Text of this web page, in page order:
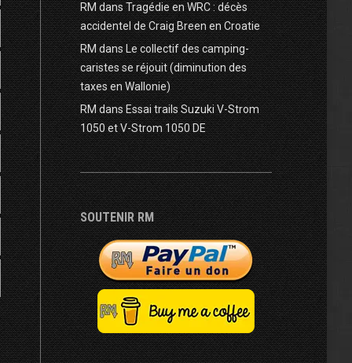
RMdansTragédie en WRC : décès
accidentel de Craig Breen en Croatie
RM dansLe collectif des camping-
caristes se réjouit (diminution des
taxes en Wallonie)
RMdansEssai trails Suzuki V-Strom
1050 et V-Strom 1050 DE
SOUTENIR RM